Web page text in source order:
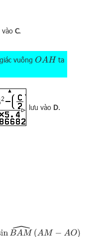
vào C.
vuông OAH
ta
lưu vào D.